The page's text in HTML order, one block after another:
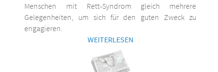
Menschen mit Rett-Syndrom gleich mehrere
Gelegenheiten, um sich für den guten Zweck zu
engagieren.
WEITERLESEN